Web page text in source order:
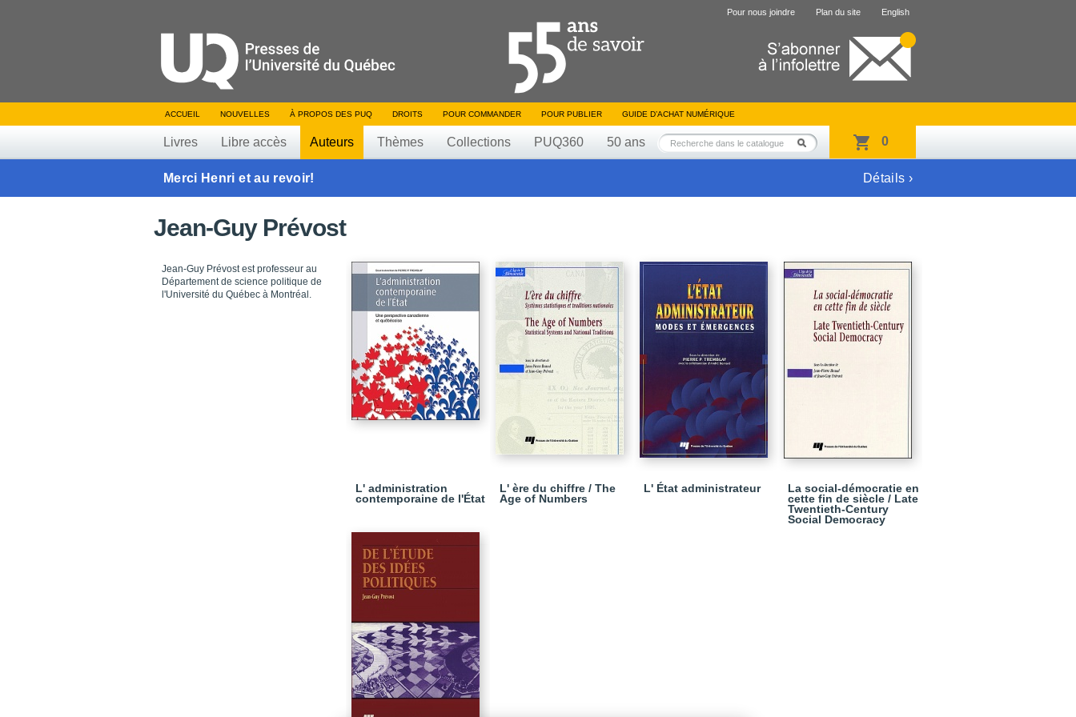
Pour nous joindre Plan du site English
ACCUEIL NOUVELLES À PROPOS DES PUQ DROITS POUR COMMANDER POUR PUBLIER GUIDE D’ACHAT NUMÉRIQUE
Livres Libre accès Auteurs Thèmes Collections PUQ360 50 ans 0
Merci Henri et au revoir! Détails ›
Jean-Guy Prévost
Jean-Guy Prévost est professeur au
Département de science politique de
l'Université du Québec à Montréal.
L' administration
contemporaine de l'État
L' ère du chiffre / The
Age of Numbers
L' État administrateur
La social-démocratie en
cette fin de siècle / Late
Twentieth-Century
Social Democracy